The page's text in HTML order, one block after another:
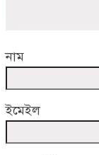
নাম
ইমেইল